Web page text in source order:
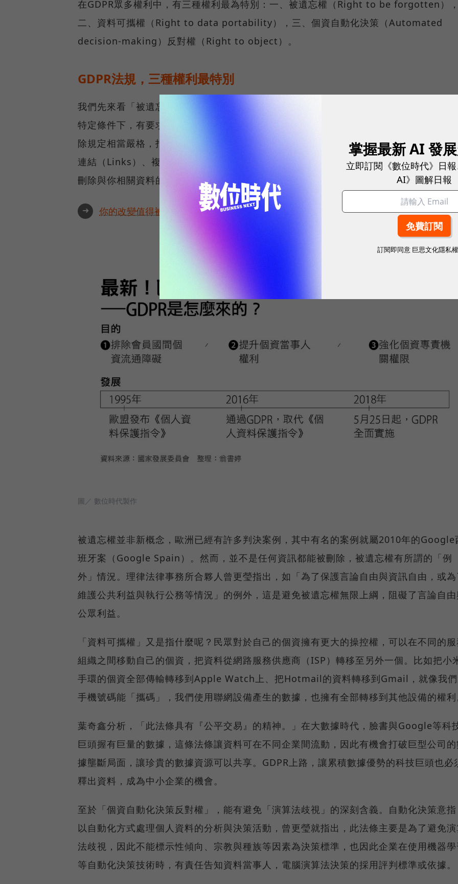
在GDPR眾多權利中，有三種權利最為特別：一、被遺忘權（Right to be forgotten），
二、資料可攜權（Right to data portability），三、個資自動化決策（Automated
decision-making）反對權（Right to object）。
GDPR法規，三種權利最特別
我們先來看「被遺忘權」。歐盟對於被遺忘權的定義為：即資料當事人（Data subject)
特定條件下，有要求資料控制者（Datacontroller）刪除其個人資料之權利，而且這裡的
除規定相當嚴格，指的是資料當事人有權要求進行資料處理的第三方，刪除任何個人資
連結（Links）、複本（Copy）或是再製（Replication）。舉例來說，你有要求搜尋引擎
刪除與你相關資料的權利。
➜ 你的改變值得被看見🔥最具全球市場潛能的創新實踐！立即報名100 MVP，挑戰雙獎肯定
圖／ 數位時代製作
被遺忘權並非新概念，歐洲已經有許多判決案例，其中有名的案例就屬2010年的Google
班牙案（Google Spain）。然而，並不是任何資訊都能被刪除，被遺忘權有所謂的「例
外」情況。理律法律事務所合夥人曾更瑩指出，如「為了保護言論自由與資訊自由，或為
維護公共利益與執行公務等情況」的例外，這是避免被遺忘權無限上綱，阻礙了言論自由
公眾利益。
「資料可攜權」又是指什麼呢？民眾對於自己的個資擁有更大的操控權，可以在不同的服
組織之間移動自己的個資，把資料從網路服務供應商（ISP）轉移至另外一個。比如把小
手環的個資全部傳輸轉移到Apple Watch上、把Hotmail的資料轉移到Gmail，就像我
手機號碼能「攜碼」，我們使用聯網設備產生的數據，也擁有全部轉移到其他設備的權利
葉奇鑫分析，「此法條具有『公平交易』的精神。」在大數據時代，臉書與Google等科
巨頭握有巨量的數據，這條法條讓資料可在不同企業間流動，因此有機會打破巨型公司的
據壟斷局面，讓珍貴的數據資源可以共享。GDPR上路，讓累積數據優勢的科技巨頭也必
釋出資料，成為中小企業的機會。
至於「個資自動化決策反對權」，能有避免「演算法歧視」的深刻含義。自動化決策意指
以自動化方式處理個人資料的分析與決策活動，曾更瑩就指出，此法條主要是為了避免演
法歧視，因此不能標示性傾向、宗教與種族等因素為決策標準，也因此企業在使用機器學
等自動化決策技術時，有責任告知資料當事人，電腦演算法決策的採用評判標準或依據。
掌握最新 AI 發展
立即訂閱《數位時代》日
AI》圖解日報
訂閱即同意 巨思文化隱私